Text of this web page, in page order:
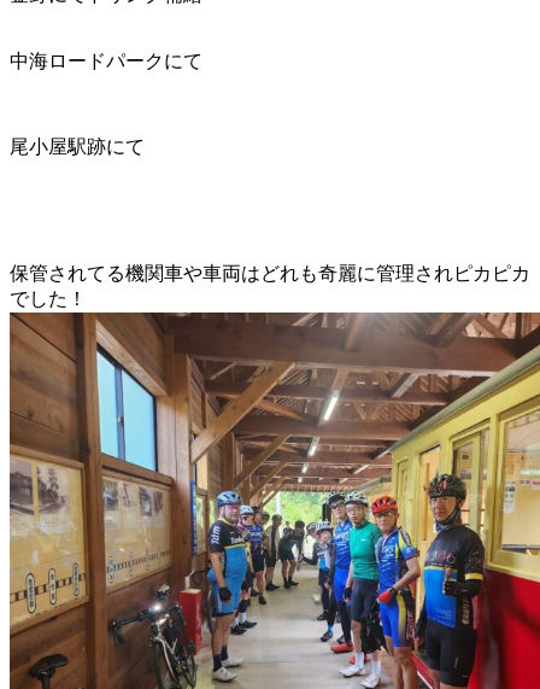
中海ロードパークにて
尾小屋駅跡にて
保管されてる機関車や車両はどれも奇麗に管理されピカピカ
でした！